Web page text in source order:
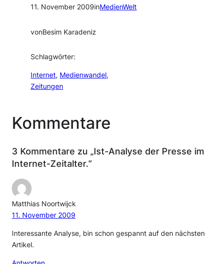
11. November 2009inMedienWelt
vonBesim Karadeniz
Schlagwörter:
Internet, Medienwandel
Zeitungen
Kommentare
3 Kommentare zu „Ist-Analyse der Presse im
Internet-Zeitalter.“
Matthias Noortwijck
11. November 2009
Interessante Analyse, bin schon gespannt auf den nächsten
Artikel.